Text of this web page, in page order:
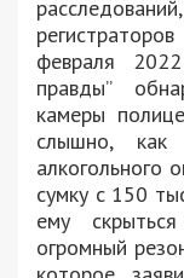
февраля
правды”
камеры
слышно, как
алкогольного
сумку с 150
ему
огромный